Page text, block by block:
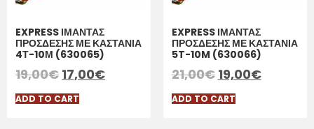
EXPRESS ΙΜΑΝΤΑΣ
ΠΡΟΣΔΕΣΗΣ ΜΕ ΚΑΣΤΑΝΙΑ
4Τ-10Μ (630065)
19,00€ 17,00€
ADD TO CART
EXPRESS ΙΜΑΝΤΑΣ
ΠΡΟΣΔΕΣΗΣ ΜΕ ΚΑΣΤΑΝΙΑ
5T-10M (630066)
21,00€ 19,00€
ADD TO CART